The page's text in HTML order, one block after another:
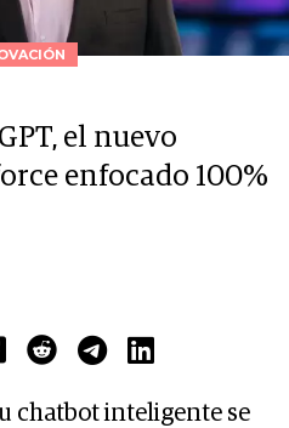
el nuevo
enfocado 100%
chatbot inteligente se